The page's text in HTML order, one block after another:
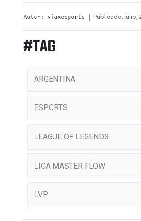
Autor: viaxesports | Publicado: julio,
#TAG
ARGENTINA
ESPORTS
LEAGUE OF LEGENDS
LIGA MASTER FLOW
LVP